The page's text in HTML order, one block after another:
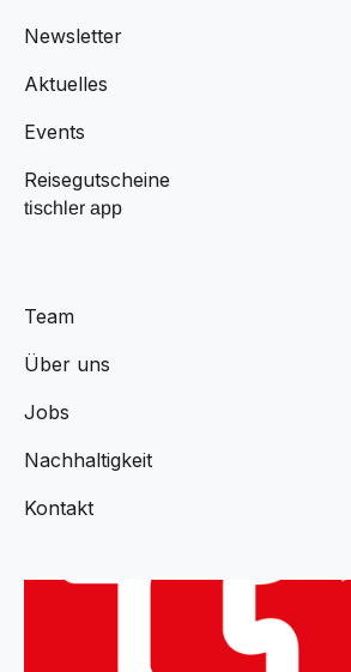
Newsletter
Aktuelles
Events
Reisegutscheine
tischler app
Team
Über uns
Jobs
Nachhaltigkeit
Kontakt